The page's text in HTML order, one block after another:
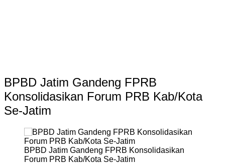
BPBD Jatim Gandeng FPRB
Konsolidasikan Forum PRB Kab/Kota
Se-Jatim
BPBD Jatim Gandeng FPRB Konsolidasikan
Forum PRB Kab/Kota Se-Jatim